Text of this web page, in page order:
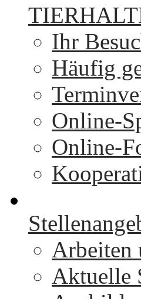
Ihr
Häufig
Online-
Online-
Arbeiten
Aktuelle